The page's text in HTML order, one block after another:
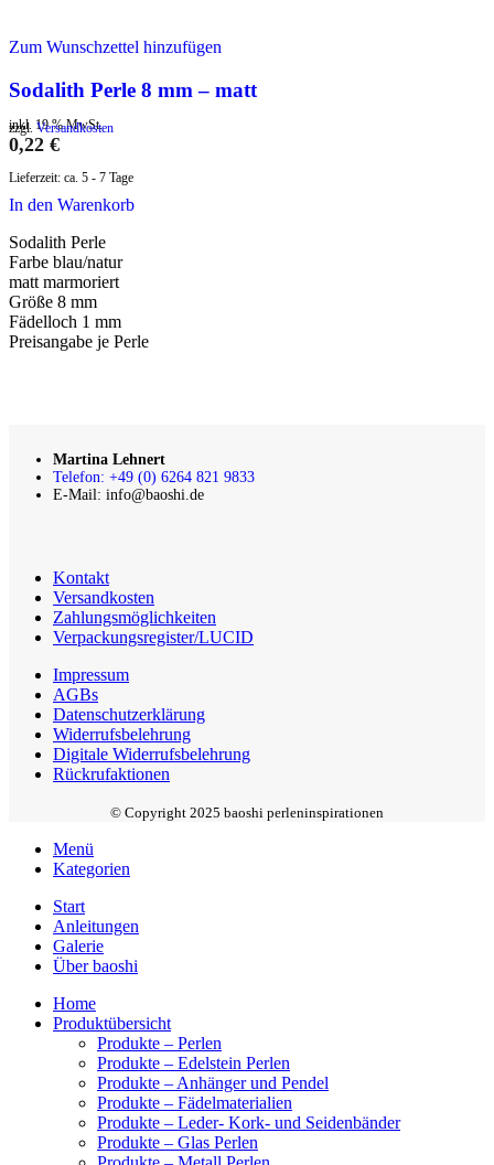
Zum Wunschzettel hinzufügen
Sodalith Perle 8 mm – matt
inkl. 19 % MwSt.
zzgl. Versandkosten
0,22 €
Lieferzeit: ca. 5 - 7 Tage
In den Warenkorb
Sodalith Perle
Farbe blau/natur
matt marmoriert
Größe 8 mm
Fädelloch 1 mm
Preisangabe je Perle
Martina Lehnert
Telefon: +49 (0) 6264 821 9833
E-Mail: info@baoshi.de
Kontakt
Versandkosten
Zahlungsmöglichkeiten
Verpackungsregister/LUCID
Impressum
AGBs
Datenschutzerklärung
Widerrufsbelehrung
Digitale Widerrufsbelehrung
Rückrufaktionen
© Copyright 2025 baoshi perleninspirationen
Menü
Kategorien
Start
Anleitungen
Galerie
Über baoshi
Home
Produktübersicht
Produkte – Perlen
Produkte – Edelstein Perlen
Produkte – Anhänger und Pendel
Produkte – Fädelmaterialien
Produkte – Leder- Kork- und Seidenbänder
Produkte – Glas Perlen